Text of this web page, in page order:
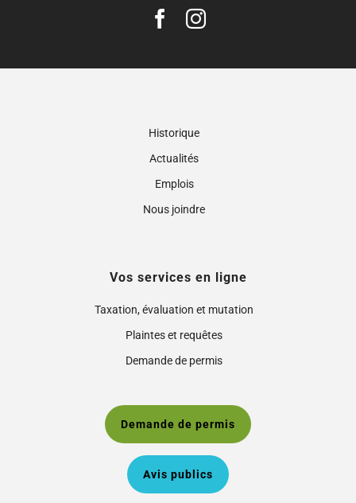
Historique
Actualités
Emplois
Nous joindre
Vos services en ligne
Taxation, évaluation et mutation
Plaintes et requêtes
Demande de permis
Demande de permis
Avis publics